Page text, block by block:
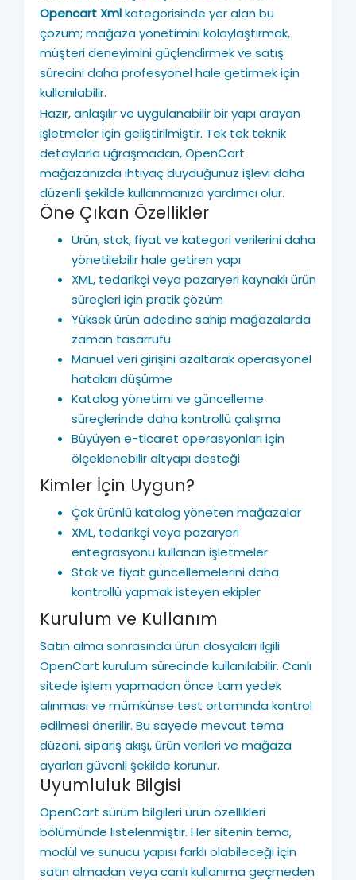
Opencart Xmlkategorisinde yer alan bu
çözüm; mağaza yönetimini kolaylaştırmak,
müşteri deneyimini güçlendirmek ve satış
sürecini daha profesyonel hale getirmek için
kullanılabilir.
Hazır, anlaşılır ve uygulanabilir bir yapı arayan
işletmeler için geliştirilmiştir. Tek tek teknik
detaylarla uğraşmadan, OpenCart
mağazanızda ihtiyaç duyduğunuz işlevi daha
düzenli şekilde kullanmanıza yardımcı olur.
Öne Çıkan Özellikler
Ürün, stok, fiyat ve kategori verilerini daha
yönetilebilir hale getiren yapı
XML, tedarikçi veya pazaryeri kaynaklı ürün
süreçleri için pratik çözüm
Yüksek ürün adedine sahip mağazalarda
zaman tasarrufu
Manuel veri girişini azaltarak operasyonel
hataları düşürme
Katalog yönetimi ve güncelleme
süreçlerinde daha kontrollü çalışma
Büyüyen e-ticaret operasyonları için
ölçeklenebilir altyapı desteği
Kimler İçin Uygun?
Çok ürünlü katalog yöneten mağazalar
XML, tedarikçi veya pazaryeri
entegrasyonu kullanan işletmeler
Stok ve fiyat güncellemelerini daha
kontrollü yapmak isteyen ekipler
Kurulum ve Kullanım
Satın alma sonrasında ürün dosyaları ilgili
OpenCart kurulum sürecinde kullanılabilir. Canlı
sitede işlem yapmadan önce tam yedek
alınması ve mümkünse test ortamında kontrol
edilmesi önerilir. Bu sayede mevcut tema
düzeni, sipariş akışı, ürün verileri ve mağaza
ayarları güvenli şekilde korunur.
Uyumluluk Bilgisi
OpenCart sürüm bilgileri ürün özellikleri
bölümünde listelenmiştir. Her sitenin tema,
modül ve sunucu yapısı farklı olabileceği için
satın almadan veya canlı kullanıma geçmeden